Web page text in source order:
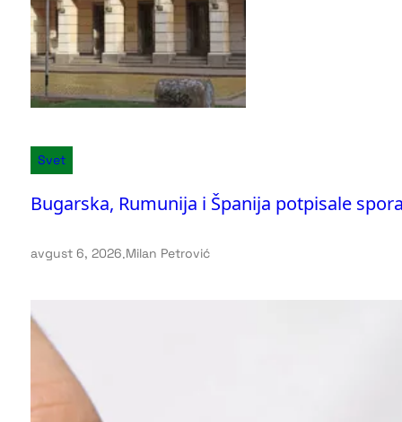
Svet
Bugarska, Rumunija i Španija potpisale
avgust 6, 2026.Milan Petrović